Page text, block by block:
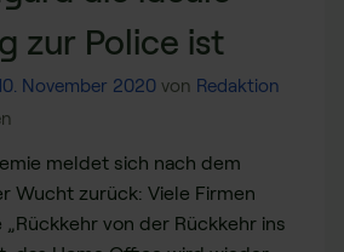
zur Police ist
November 2020von Redaktion
meldet sich nach dem
Wucht zurück: Viele Firmen
von der Rückkehr ins